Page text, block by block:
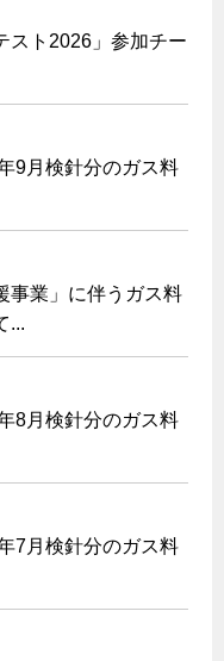
き
ジョーズ
較
スト2026」参加チー
9月検針分のガス料
事業」に伴うガス料
...
8月検針分のガス料
7月検針分のガス料